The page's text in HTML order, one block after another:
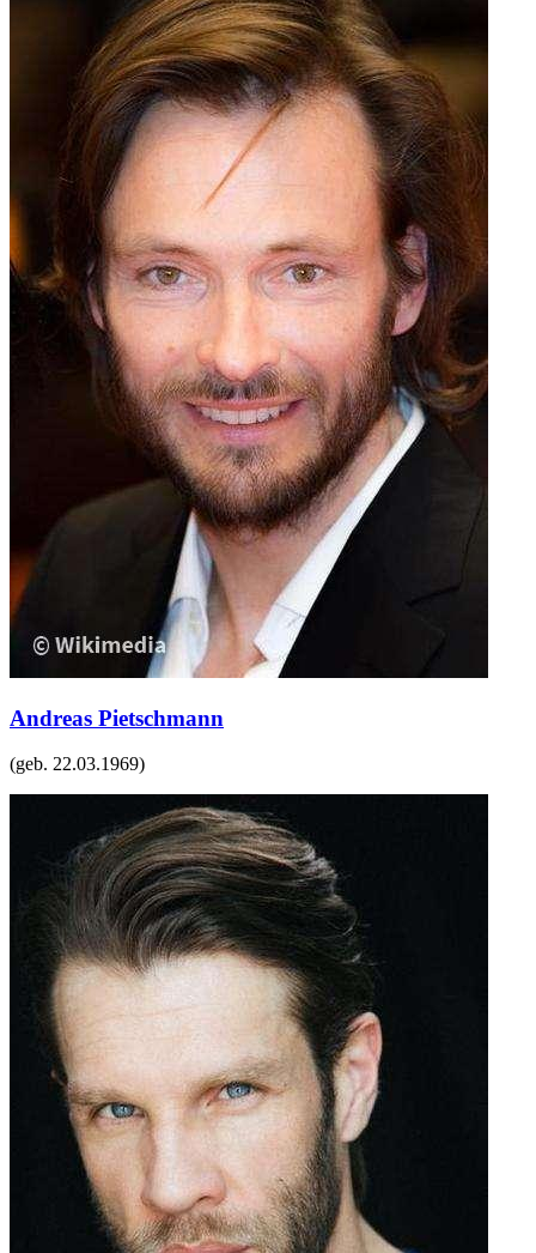
Andreas Pietschmann
(geb. 22.03.1969)